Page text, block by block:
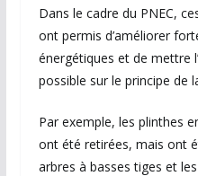
Dans le cadre du PNEC,
ont permis d’améliorer
énergétiques et de mettre
possible sur le principe de
Par exemple, les plinthes
ont été retirées, mais ont
arbres à basses tiges et